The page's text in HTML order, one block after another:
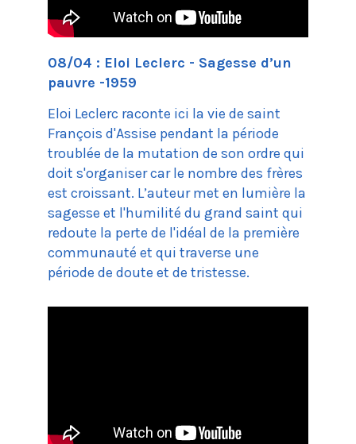
08/04 : Eloi Leclerc - Sagesse d’un
pauvre -1959
Eloi Leclerc raconte ici la vie de saint
François d'Assise pendant la période
troublée de la mutation de son ordre qui
doit s'organiser car le nombre des frères
est croissant. L’auteur met en lumière la
sagesse et l'humilité du grand saint qui
redoute la perte de l'idéal de la première
communauté et qui traverse une
période de doute et de tristesse.